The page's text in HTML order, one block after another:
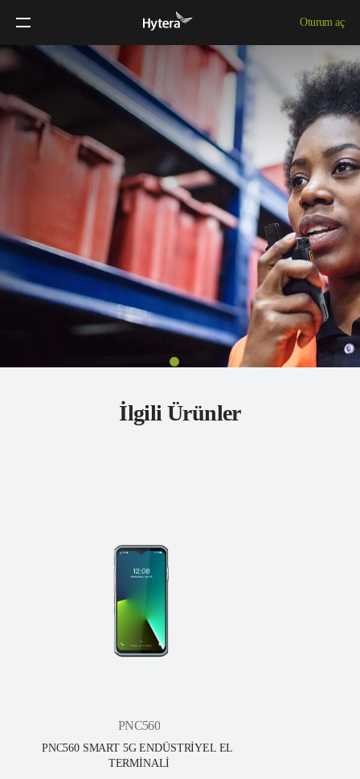
Oturum aç
İlgili Ürünler
PNC560
PNC560 SMART 5G ENDÜSTRİYEL EL
TERMİNALİ